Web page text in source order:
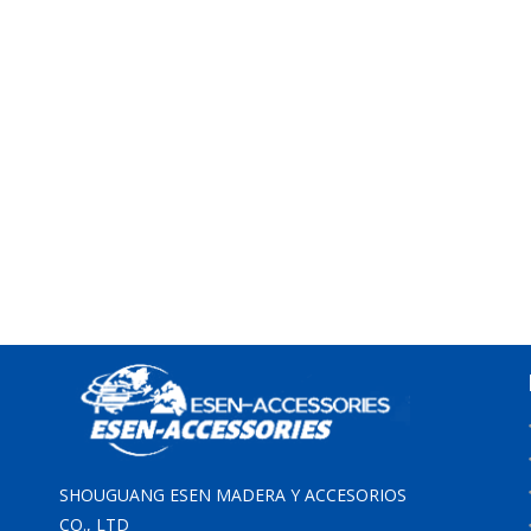
SHOUGUANG ESEN MADERA Y ACCESORIOS
CO., LTD